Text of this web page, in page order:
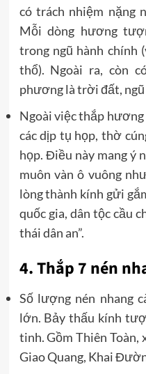
có trách nhiệm nặng
Mỗi dòng hương
trong ngũ hành chính
thổ). Ngoài ra, còn
phương là trời đất,
Ngoài việc thắp
các dịp tụ họp, thờ
họp. Điều này mang ý
muôn vàn ô vuông
lòng thành kính gửi
quốc gia, dân tộc cầu
thái dân an”.
4. Thắp 7 nén
Số lượng nén nhang
lớn. Bảy thấu kính
tinh. Gồm Thiên Toàn,
Giao Quang, Khai